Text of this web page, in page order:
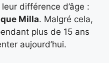
différence d’âge :
Milla. Malgré cela,
plus de 15 ans
aujourd’hui.